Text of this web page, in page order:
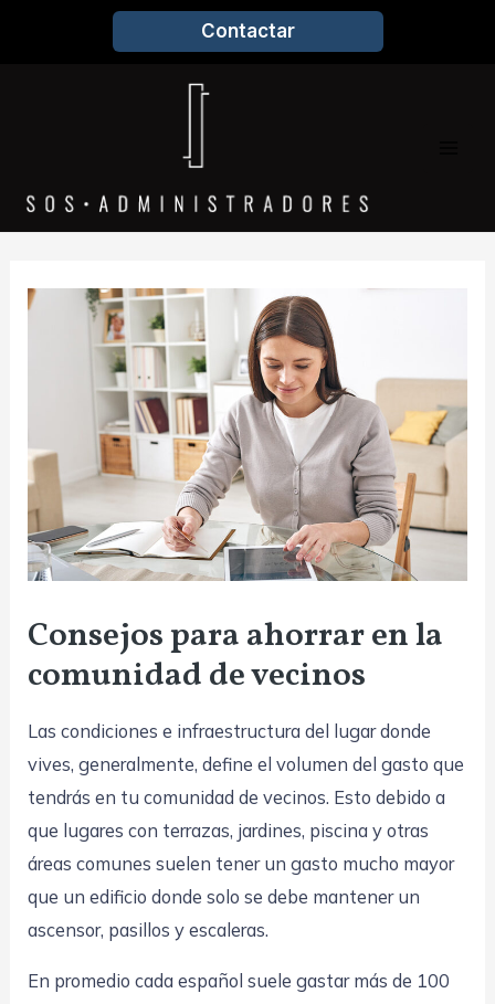
Contactar
Consejos para ahorrar en la
comunidad de vecinos
Las condiciones e infraestructura del lugar donde
vives, generalmente, define el volumen del gasto que
tendrás en tu comunidad de vecinos. Esto debido a
que lugares con terrazas, jardines, piscina y otras
áreas comunes suelen tener un gasto mucho mayor
que un edificio donde solo se debe mantener un
ascensor, pasillos y escaleras.
En promedio cada español suele gastar más de 100